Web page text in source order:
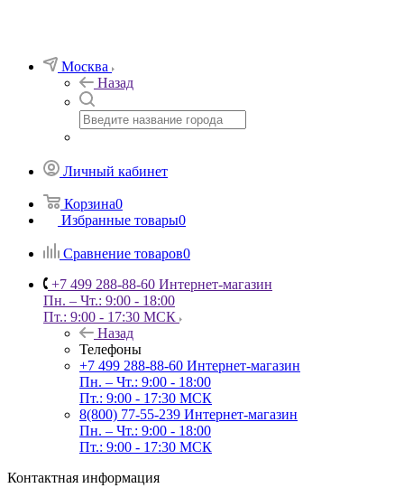
Москва
Назад
Личный кабинет
Корзина0
Избранные товары0
Сравнение товаров0
+7 499 288-88-60 Интернет-магазин
Пн. – Чт.: 9:00 - 18:00
Пт.: 9:00 - 17:30 МСК
Назад
Телефоны
+7 499 288-88-60 Интернет-магазин
Пн. – Чт.: 9:00 - 18:00
Пт.: 9:00 - 17:30 МСК
8(800) 77-55-239 Интернет-магазин
Пн. – Чт.: 9:00 - 18:00
Пт.: 9:00 - 17:30 МСК
Контактная информация